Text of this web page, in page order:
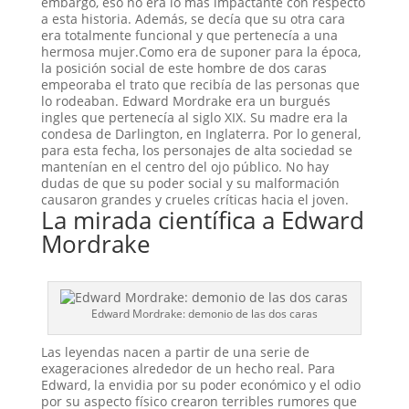
a esta historia. Además, se decía que su otra cara
era totalmente funcional y que pertenecía a una
hermosa mujer.Como era de suponer para la época,
la posición social de este hombre de dos caras
empeoraba el trato que recibía de las personas que
lo rodeaban. Edward Mordrake era un burgués
ingles que pertenecía al siglo XIX. Su madre era la
condesa de Darlington, en Inglaterra. Por lo general,
para esta fecha, los personajes de alta sociedad se
mantenían en el centro del ojo público. No hay
dudas de que su poder social y su malformación
causaron grandes y crueles críticas hacia el joven.
La mirada científica a Edward
Mordrake
Edward Mordrake: demonio de las dos caras
Las leyendas nacen a partir de una serie de
exageraciones alrededor de un hecho real. Para
Edward, la envidia por su poder económico y el odio
por su aspecto físico crearon terribles rumores que